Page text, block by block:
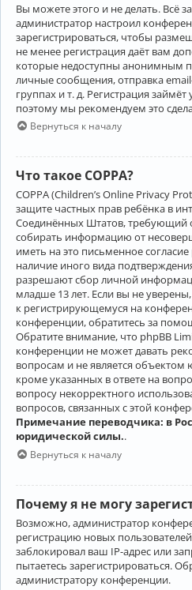
Вы можете этого и не делать. Всё
администратор настроил
зарегистрироваться, чтобы
не менее регистрация даёт вам
которые недоступны анонимным
личные сообщения, отправка
группах и т. д. Регистрация займёт
поэтому мы рекомендуем это
Вернуться к началу
Что такое COPPA?
COPPA (Children’s Online Privacy
защите частных прав ребёнка в
Соединённых Штатов, требующий
собирать информацию от
иметь на это письменное
наличие иного вида
разрешают сбор личной
младше 13 лет. Если вы не
к регистрирующемуся на
конференции, обратитесь за
Обратите внимание, что phpBB
конференции не может давать
вопросам и не является
кроме указанных в ответе на
вопросу некорректного
вопросов, связанных с этой
Примечание переводчика: в
юридической силы..
Вернуться к началу
Почему я не могу
Возможно, администратор
регистрацию новых
заблокировал ваш IP-адрес или
пытаетесь зарегистрироваться.
администратору конференции.